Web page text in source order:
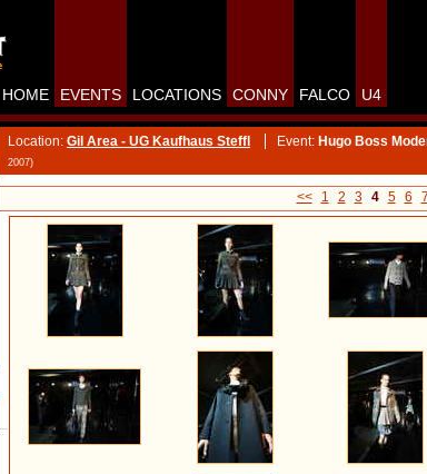
HOME EVENTS LOCATIONS CONNY FALCO U4
Location: Gil Area - UG Kaufhaus Steffl Event: Hugo Boss
2007)
<< 1 2 3 4 5 6 7